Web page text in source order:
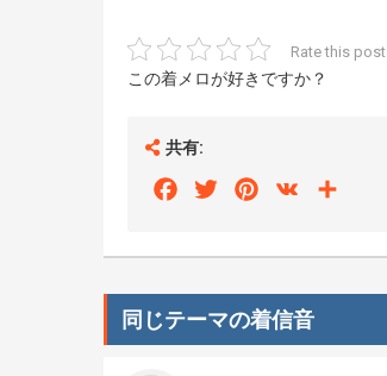
Rate this post
この着メロが好きですか？
共有:
FacebookTwitterPinterest
VK
同じテーマの着信音